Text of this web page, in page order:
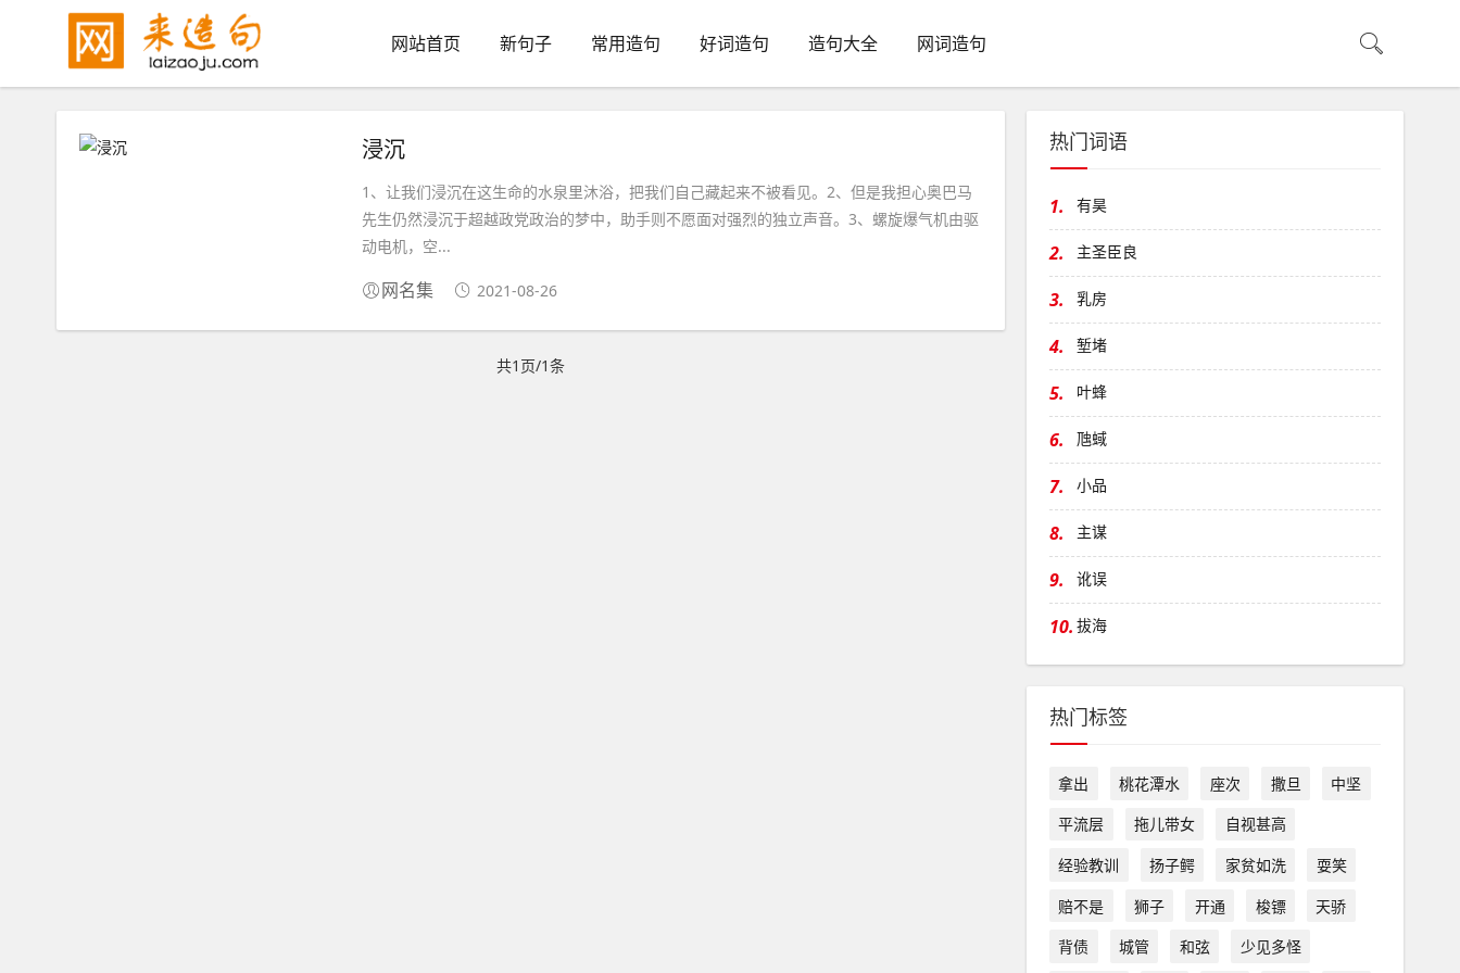
网站首页 新句子 常用造句 好词造句 造句大全 网词造句
浸沉
1、让我们浸沉在这生命的水泉里沐浴，把我们自己藏起来不被看见。2、但是我担心奥巴马
先生仍然浸沉于超越政党政治的梦中，助手则不愿面对强烈的独立声音。3、螺旋爆气机由驱
动电机，空...
网名集 2021-08-26
共1页/1条
热门词语
1. 有昊
2. 主圣臣良
3. 乳房
4. 堑堵
5. 叶蜂
6. 虺蜮
7. 小品
8. 主谋
9. 讹误
10. 拔海
热门标签
拿出 桃花潭水 座次 撒旦
中坚
平流层
拖儿带女
自视甚高
经验教训
扬子鳄 家贫如洗
耍笑
赔不是
狮子 开通 梭镖
天骄
背债
城管 和弦 少见多怪